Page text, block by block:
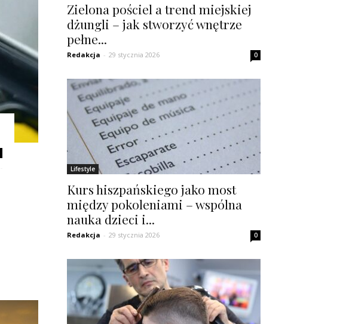
Zielona pościel a trend miejskiej
dżungli – jak stworzyć wnętrze
pełne...
Redakcja - 29 stycznia 2026 0
Lifestyle
Kurs hiszpańskiego jako most
między pokoleniami – wspólna
nauka dzieci i...
Redakcja - 29 stycznia 2026 0